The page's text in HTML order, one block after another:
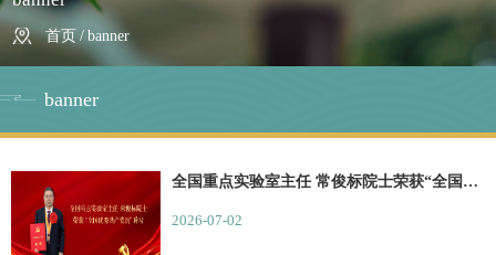
首页 / banner
banner
全国重点实验室主任 常俊标院士荣获“全国优秀共产党员”称号
2026-07-02